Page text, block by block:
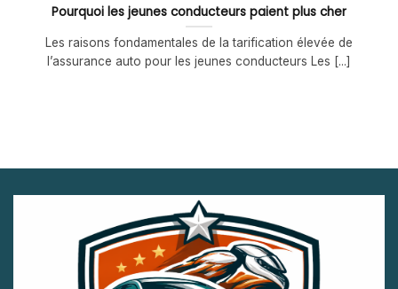
Pourquoi les jeunes conducteurs paient plus cher
Les raisons fondamentales de la tarification élevée de
l’assurance auto pour les jeunes conducteurs Les [...]